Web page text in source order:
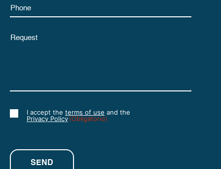
Phone
Untitled
Consent
I accept the terms of use and the
Privacy Policy(Obligatorio)